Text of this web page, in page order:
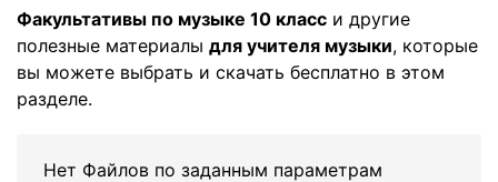
Факультативы по музыке 10 класс и другие
полезные материалы для учителя музыки, которые
вы можете выбрать и скачать бесплатно в этом
разделе.
Нет Файлов по заданным параметрам